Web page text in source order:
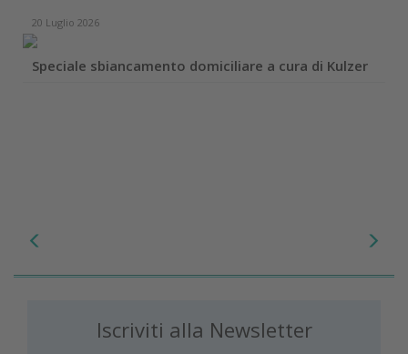
20 Luglio 2026
Speciale sbiancamento domiciliare a cura di Kulzer
Iscriviti alla Newsletter